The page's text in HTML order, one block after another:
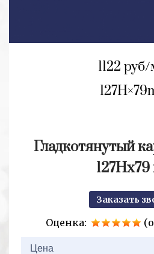
1122
127H
Гладкотянутый
Заказать
Оценка:
Цена